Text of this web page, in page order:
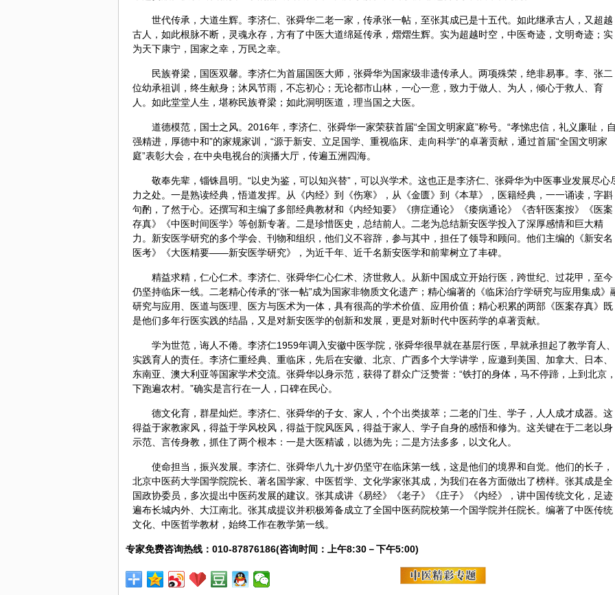
世代传承，大道生辉。李济仁、张舜华二老一家，传承张一帖，至张其成已是十五代。如此继承古人，又超越
古人，如此根脉不断，灵魂永存，方有了中医大道绵延传承，熠熠生辉。实为超越时空，中医奇迹，文明奇迹；实
为天下康宁，国家之幸，万民之幸。
民族脊梁，国医双馨。李济仁为首届国医大师，张舜华为国家级非遗传承人。两项殊荣，绝非易事。李、张二
位幼承祖训，终生献身；沐风节雨，不忘初心；无论都市山林，一心一意，致力于做人、为人，倾心于救人、育
人。如此堂堂人生，堪称民族脊梁；如此洞明医道，理当国之大医。
道德模范，国士之风。2016年，李济仁、张舜华一家荣获首届“全国文明家庭”称号。“孝悌忠信，礼义廉耻，
强精进，厚德中和”的家规家训，“源于新安、立足国学、重视临床、走向科学”的卓著贡献，通过首届“全国文明家
庭”表彰大会，在中央电视台的演播大厅，传遍五洲四海。
敬奉先辈，锱铢昌明。“以史为鉴，可以知兴替”，可以兴学术。这也正是李济仁、张舜华为中医事业发展尽心
力之处。一是熟读经典，悟道发挥。从《内经》到《伤寒》，从《金匮》到《本草》，医籍经典，一一诵读，字斟
句酌，了然于心。还撰写和主编了多部经典教材和《内经知要》《痹症通论》《痿病通论》《杏轩医案按》《医案
存真》《中医时间医学》等创新专著。二是珍惜医史，总结前人。二老为总结新安医学投入了深厚感情和巨大精
力。新安医学研究的多个学会、刊物和组织，他们义不容辞，参与其中，担任了领导和顾问。他们主编的《新安名
医考》《大医精要——新安医学研究》，为近千年、近千名新安医学和前辈树立了丰碑。
精益求精，仁心仁术。李济仁、张舜华仁心仁术、济世救人。从新中国成立开始行医，跨世纪、过花甲，至今
仍坚持临床一线。二老精心传承的“张一帖”成为国家非物质文化遗产；精心编著的《临床治疗学研究与应用集成》
研究与应用、医道与医理、医方与医术为一体，具有很高的学术价值、应用价值；精心积累的两部《医案存真》既
是他们多年行医实践的结晶，又是对新安医学的创新和发展，更是对新时代中医药学的卓著贡献。
学为世范，诲人不倦。李济仁1959年调入安徽中医学院，张舜华很早就在基层行医，早就承担起了教学育人、
实践育人的责任。李济仁重经典、重临床，先后在安徽、北京、广西多个大学讲学，应邀到美国、加拿大、日本、
东南亚、澳大利亚等国家学术交流。张舜华以身示范，获得了群众广泛赞誉：“铁打的身体，马不停蹄，上到北京
下跑遍农村。”确实是言行在一人，口碑在民心。
德文化育，群星灿烂。李济仁、张舜华的子女、家人，个个出类拔萃；二老的门生、学子，人人成才成器。这
得益于家教家风，得益于学风校风，得益于院风医风，得益于家人、学子自身的感悟和修为。这关键在于二老以身
示范、言传身教，抓住了两个根本：一是大医精诚，以德为先；二是方法多多，以文化人。
使命担当，振兴发展。李济仁、张舜华八九十岁仍坚守在临床第一线，这是他们的境界和自觉。他们的长子，
北京中医药大学国学院院长、著名国学家、中医哲学、文化学家张其成，为我们在各方面做出了榜样。张其成是全
国政协委员，多次提出中医药发展的建议。张其成讲《易经》《老子》《庄子》《内经》，讲中国传统文化，足迹
遍布长城内外、大江南北。张其成提议并积极筹备成立了全国中医药院校第一个国学院并任院长。编著了中医传统
文化、中医哲学教材，始终工作在教学第一线。
专家免费咨询热线：010-87876186(咨询时间：上午8:30－下午5:00)